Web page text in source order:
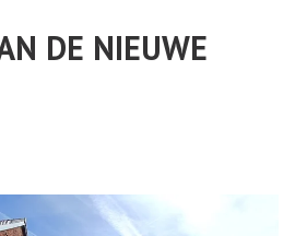
DE NIEUWE